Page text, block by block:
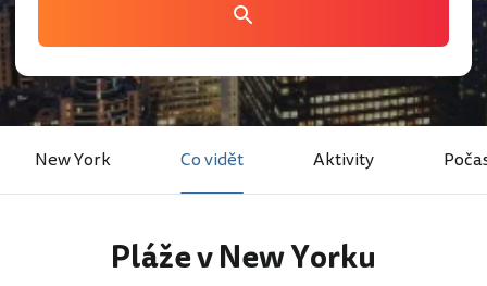
New York Co vidět Aktivity
Pláže v New Yorku